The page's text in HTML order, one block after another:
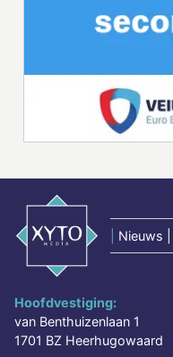
Nieuws
Hoofdvestiging:
van Benthuizenlaan 1
1701 BZ Heerhugowaard